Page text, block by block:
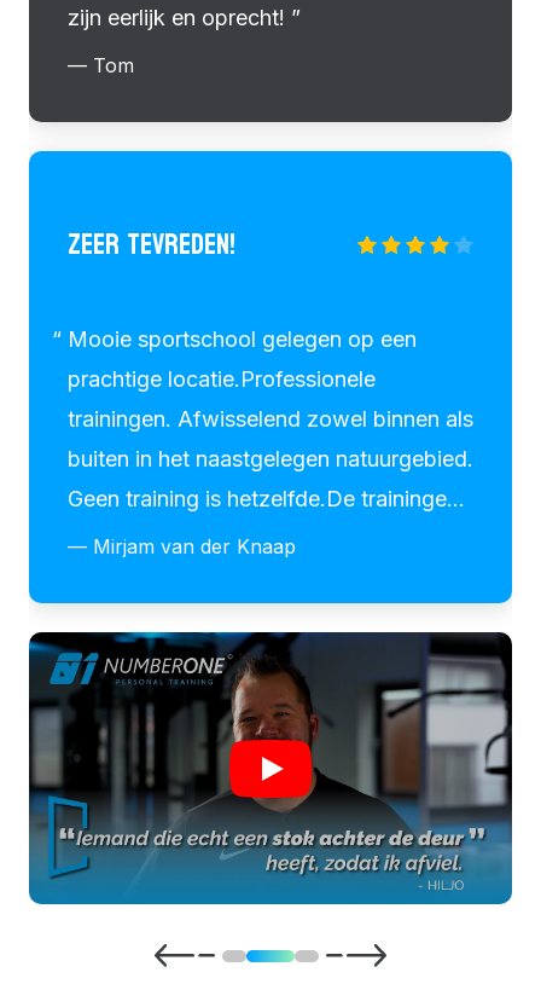
zijn eerlijk en oprecht!
— Tom
ZEER TEVREDEN!
Mooie sportschool gelegen op een
prachtige locatie.Professionele
trainingen. Afwisselend zowel binnen als
buiten in het naastgelegen natuurgebied.
Geen training is hetzelfde.De trainingen
van Kenny zijn perfect aangepast aan
kundig op het gebied van persoonlijke
afstemming en aangepaste
voedingsadviezen.De vriendelijke, doch
strenge aanpak en de fijne omgang in
een ontspannen sfeer, maken de
trainingen bij NumberOne elke week
zeer plezierig.Al na 2 maanden
zichtbaar en meetbaar resultaat.
— Mirjam van der Knaap